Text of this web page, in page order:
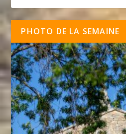
PHOTO DE LA SEMAINE